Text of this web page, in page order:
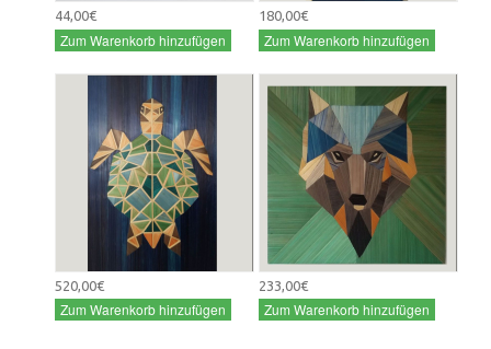
44,00€
Zum Warenkorb hinzufügen
180,00€
Zum Warenkorb hinzufügen
520,00€
Zum Warenkorb hinzufügen
233,00€
Zum Warenkorb hinzufügen